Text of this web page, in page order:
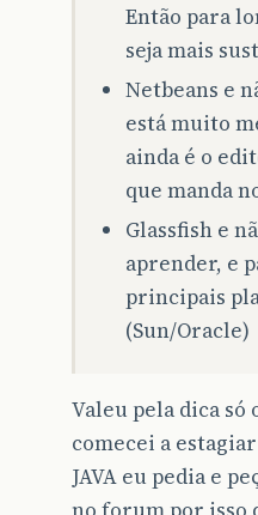
Então para
seja mais
Netbeans e
está muito
ainda é o
que manda
Glassfish e
aprender, e
principais
(Sun/Oracle)
Valeu pela dica só
comecei a
JAVA eu pedia e